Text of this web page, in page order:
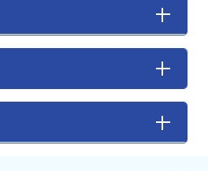
加
色麻町/栗原市/黒川郡
/ 会津美里町 / 会津若松
/ 石川町 / 泉崎村 / 猪苗